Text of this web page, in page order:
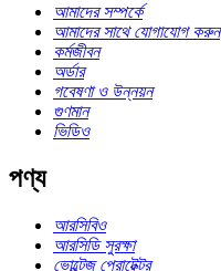
আমাদের সম্পর্কে
আমাদের সাথে যোগাযোগ করুন
কর্মজীবন
অর্ডার
গবেষণা ও উন্নয়ন
গুণমান
ভিডিও
পণ্য
আরসিবিও
আরসিডি সুরক্ষা
ভোল্টেজ প্রোটেক্টর